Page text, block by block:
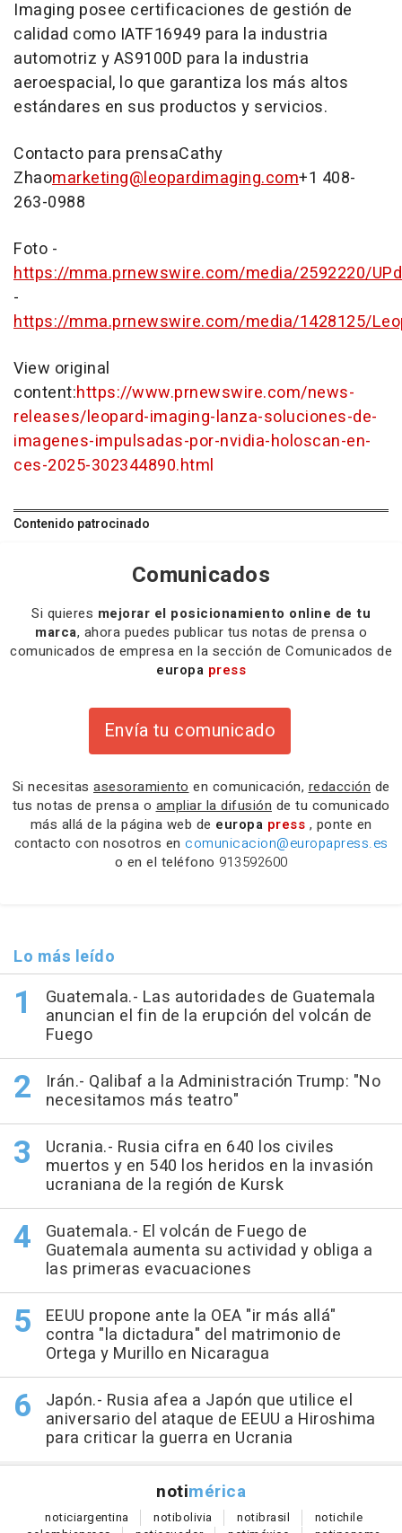
Imaging posee certificaciones de gestión de
calidad como IATF16949 para la industria
automotriz y AS9100D para la industria
aeroespacial, lo que garantiza los más altos
estándares en sus productos y servicios.
Contacto para prensaCathy
Zhaomarketing@leopardimaging.com+1 408-
263-0988
Foto -
https://mma.prnewswire.com/media/2592220/
-
https://mma.prnewswire.com/media/1428125/
View original
content:https://www.prnewswire.com/news-
releases/leopard-imaging-lanza-soluciones-de-
imagenes-impulsadas-por-nvidia-holoscan-en-
ces-2025-302344890.html
Contenido patrocinado
Comunicados
Si quieres mejorar el posicionamiento online de tu
marca, ahora puedes publicar tus notas de prensa o
comunicados de empresa en la sección de Comunicados de
europa press
Envía tu comunicado
Si necesitas asesoramiento en comunicación, redacción de
tus notas de prensa o ampliar la difusión de tu comunicado
más allá de la página web de europa press , ponte en
contacto con nosotros en comunicacion@europapress.es
o en el teléfono 913592600
Lo más leído
Guatemala.- Las autoridades de Guatemala
anuncian el fin de la erupción del volcán de
Fuego
Irán.- Qalibaf a la Administración Trump: "No
necesitamos más teatro"
Ucrania.- Rusia cifra en 640 los civiles
muertos y en 540 los heridos en la invasión
ucraniana de la región de Kursk
Guatemala.- El volcán de Fuego de
Guatemala aumenta su actividad y obliga a
las primeras evacuaciones
EEUU propone ante la OEA "ir más allá"
contra "la dictadura" del matrimonio de
Ortega y Murillo en Nicaragua
Japón.- Rusia afea a Japón que utilice el
aniversario del ataque de EEUU a Hiroshima
para criticar la guerra en Ucrania
notimérica
noticiargentina notibolivia notibrasil notichile